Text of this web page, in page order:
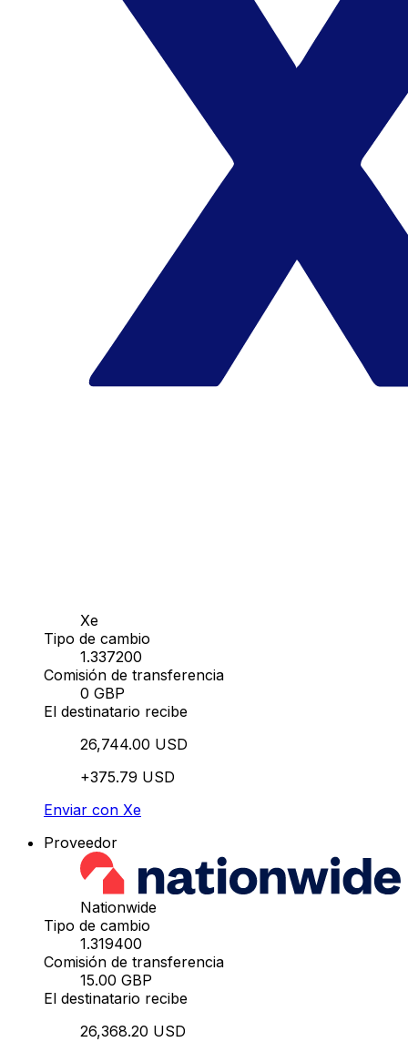
Xe
Tipo de cambio
1.337200
Comisión de transferencia
0 GBP
El destinatario recibe
26,744.00 USD
+375.79 USD
Enviar con Xe
Proveedor
Nationwide
Tipo de cambio
1.319400
Comisión de transferencia
15.00 GBP
El destinatario recibe
26,368.20 USD